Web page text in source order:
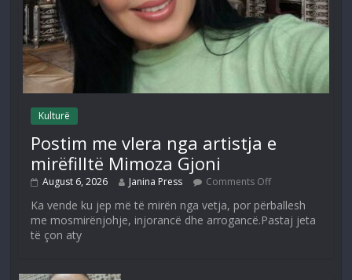
Kulturë
Postim me vlera nga artistja e
mirëfilltë Mimoza Gjoni
August 6, 2026 Janina Press Comments Off
Ka vende ku jep më të mirën nga vetja, por përballesh
me mosmirënjohje, injorancë dhe arrogancë.Pastaj jeta
të çon aty